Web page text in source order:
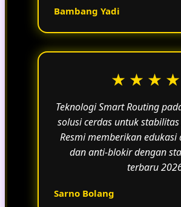
Bambang Yadi
Teknologi Smart Routing
solusi cerdas untuk stabilitas
Resmi memberikan edukasi
dan anti-blokir dengan
terbaru
Sarno Bolang